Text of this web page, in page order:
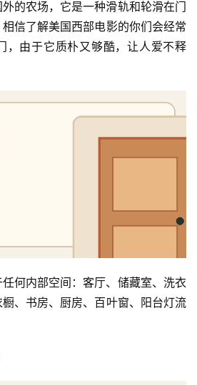
的农场，它是一种滑轨和轮滑在门
信了解美国西部电影的你们会经常
，由于它质朴又够酷，让人爱不释
何内部空间：客厅、储藏室、洗衣
、书房、厨房、百叶窗、阳台灯流